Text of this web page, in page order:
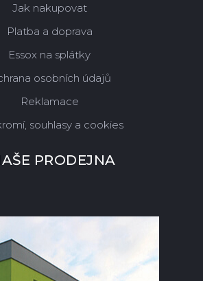
Jak nakupovat
Platba a doprava
Essox na splátky
osobních údajů
Reklamace
souhlasy a cookies
PRODEJNA